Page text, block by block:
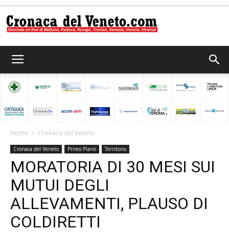
del
Veneto
Home Cronaca del Veneto
Cronaca del Veneto Primo Piano Territorio
MORATORIA DI 30 MESI SUI
MUTUI DEGLI
ALLEVAMENTI, PLAUSO DI
COLDIRETTI